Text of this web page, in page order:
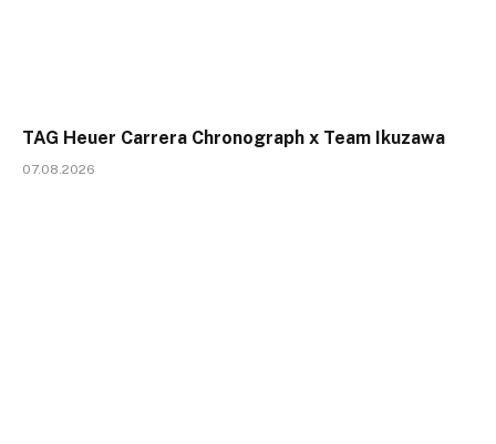
TAG Heuer Carrera Chronograph x Team Ikuzawa
07.08.2026